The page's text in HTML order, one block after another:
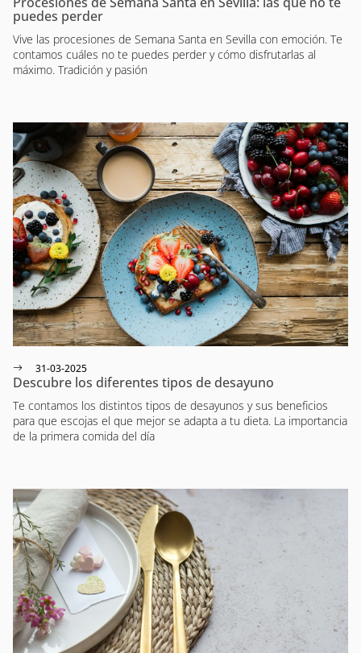
puedes perder
Vive las procesiones de Semana Santa en Sevilla con emoción. Te
contamos cuáles no te puedes perder y cómo disfrutarlas al
máximo. Tradición y pasión
31-03-2025
Descubre los diferentes tipos de desayuno
Te contamos los distintos tipos de desayunos y sus beneficios
para que escojas el que mejor se adapta a tu dieta. La importancia
de la primera comida del día